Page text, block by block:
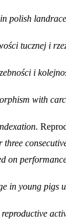
polish
tucznej i
i
with
on
in young